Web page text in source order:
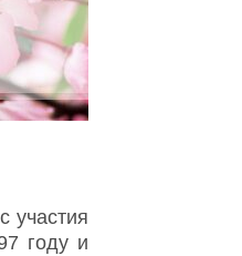
участия
году и